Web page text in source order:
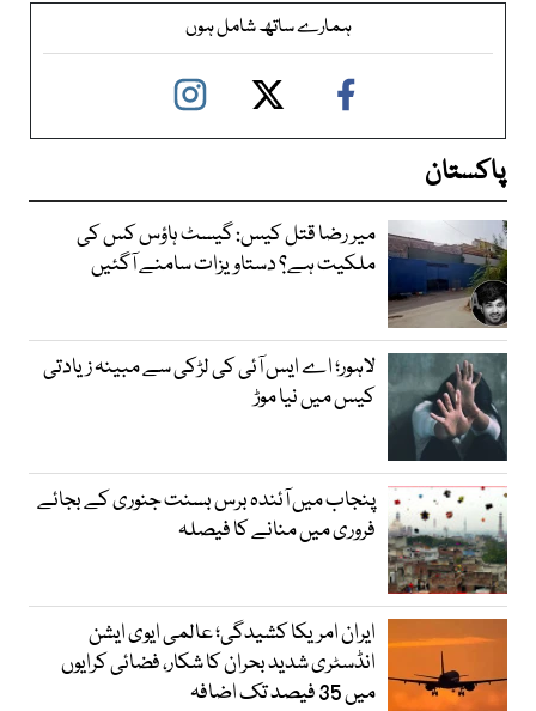
ہمارے ساتھ شامل ہوں
پاکستان
میر رضا قتل کیس: گیسٹ ہاؤس کس کی
ملکیت ہے؟ دستاویزات سامنے آگئیں
لاہور؛ اے ایس آئی کی لڑکی سے مبینہ زیادتی
کیس میں نیا موڑ
پنجاب میں آئندہ برس بسنت جنوری کے بجائے
فروری میں منانے کا فیصلہ
ایران امریکا کشیدگی؛ عالمی ایوی ایشن
انڈسٹری شدید بحران کا شکار، فضائی کرایوں
میں 35 فیصد تک اضافہ